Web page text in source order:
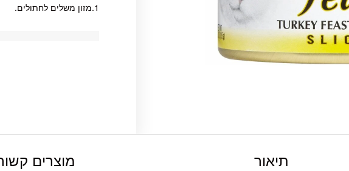
1.מזון משלים לחתולים.
תיאור מוצרים